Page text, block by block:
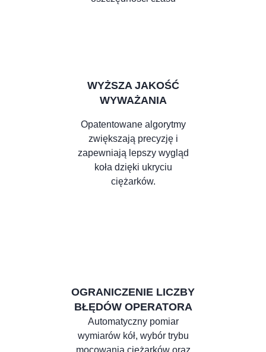
WYŻSZA JAKOŚĆ
WYWAŻANIA
Opatentowane algorytmy
zwiększają precyzję i
zapewniają lepszy wygląd
koła dzięki ukryciu
ciężarków.
OGRANICZENIE LICZBY
BŁĘDÓW OPERATORA
Automatyczny pomiar
wymiarów kół, wybór trybu
mocowania ciężarków oraz